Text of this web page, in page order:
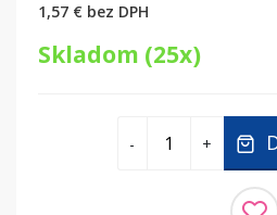
1,57 € bez DPH
Skladom (25x)
- +